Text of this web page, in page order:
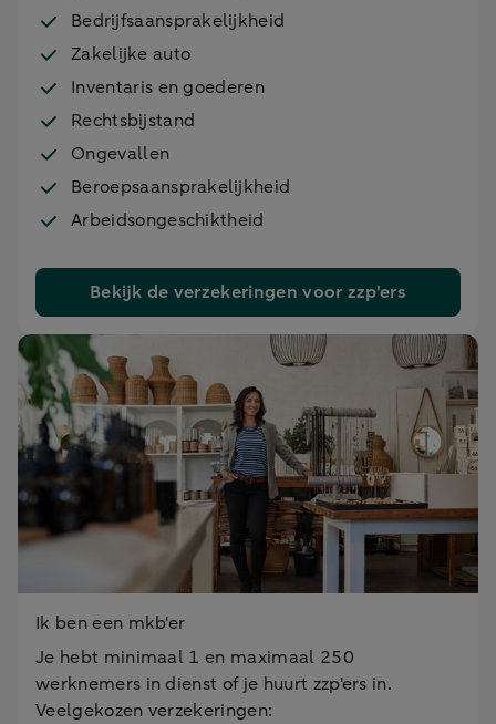
Bedrijfsaansprakelijkheid
Zakelijke auto
Inventaris en goederen
Rechtsbijstand
Ongevallen
Beroepsaansprakelijkheid
Arbeidsongeschiktheid
Bekijk de verzekeringen voor zzp'ers
Ik ben een mkb'er
Je hebt minimaal 1 en maximaal 250
werknemers in dienst of je huurt zzp'ers in.
Veelgekozen verzekeringen: